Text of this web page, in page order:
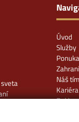
Úvod
Služby
Náš tím
Kariéra